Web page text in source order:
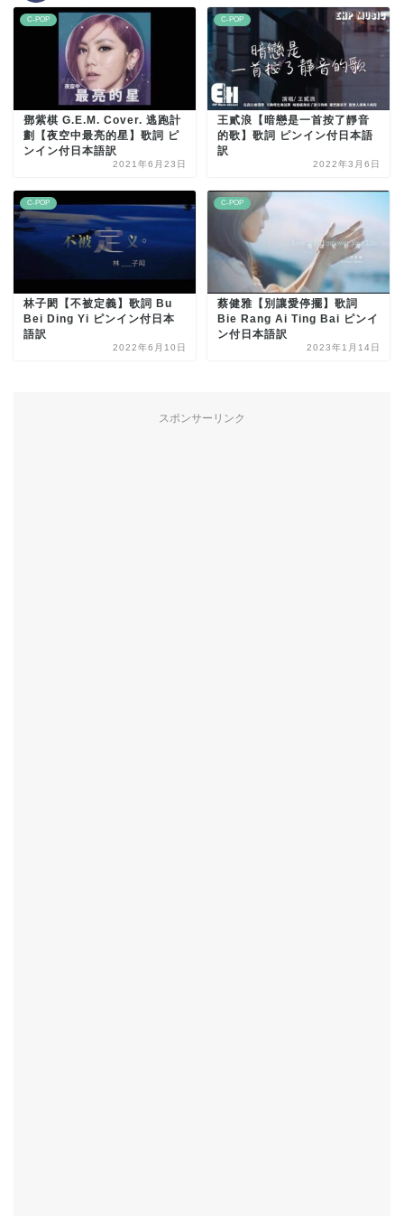
C-POP
鄧紫棋 G.E.M. Cover. 逃跑計
劃【夜空中最亮的星】歌詞 ピ
ンイン付日本語訳
2021年6月23日
C-POP
王貳浪【暗戀是一首按了靜音
的歌】歌詞 ピンイン付日本語
訳
2022年3月6日
C-POP
林子閎【不被定義】歌詞 Bu
Bei Ding Yi ピンイン付日本
語訳
2022年6月10日
C-POP
蔡健雅【別讓愛停擺】歌詞
Bie Rang Ai Ting Bai ピンイ
ン付日本語訳
2023年1月14日
スポンサーリンク